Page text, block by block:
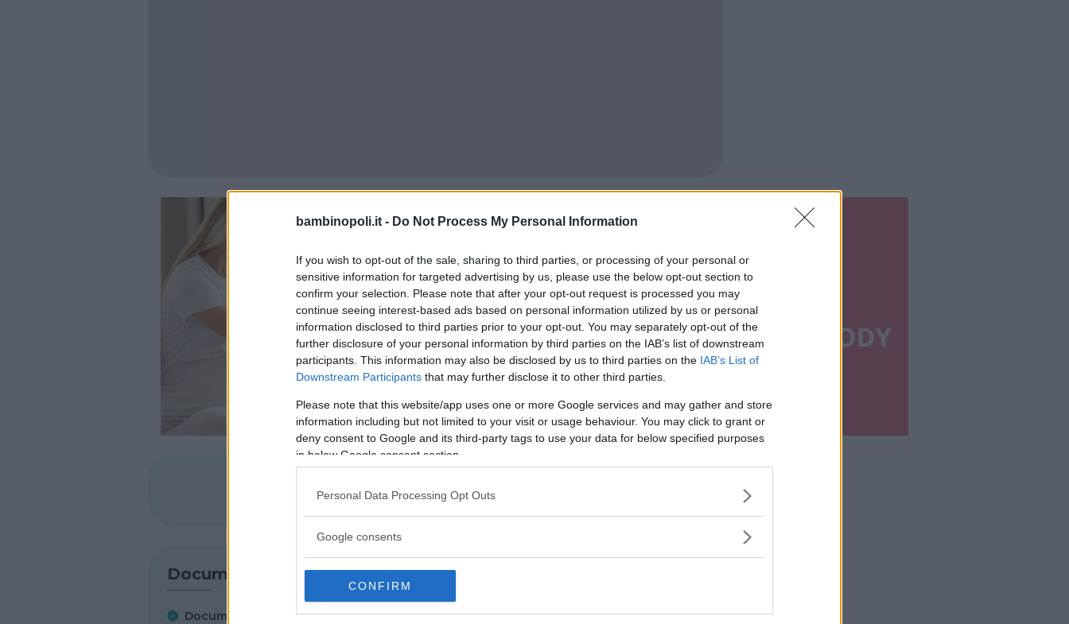
bambinopoli.it - Do Not Process My Personal Information
If you wish to opt-out of the sale, sharing to third parties, or processing of your personal or
sensitive information for targeted advertising by us, please use the below opt-out section to
confirm your selection. Please note that after your opt-out request is processed you may
continue seeing interest-based ads based on personal information utilized by us or personal
information disclosed to third parties prior to your opt-out. You may separately opt-out of the
further disclosure of your personal information by third parties on the IAB’s list of downstream
participants. This information may also be disclosed by us to third parties on the IAB’s List of
Downstream Participants that may further disclose it to other third parties.
Please note that this website/app uses one or more Google services and may gather and store
information including but not limited to your visit or usage behaviour. You may click to grant or
deny consent to Google and its third-party tags to use your data for below specified purposes
in below Google consent section.
Personal Data Processing Opt Outs
Google consents
CONFIRM
SHARE Commenti
Documenti
Documentazione clinica
Per il Neonato